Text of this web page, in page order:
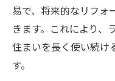
易で、将来的なリフォ
きます。これにより、
住まいを長く使い続け
す。